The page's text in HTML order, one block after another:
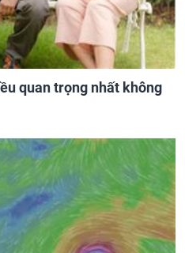
quan trọng nhất không